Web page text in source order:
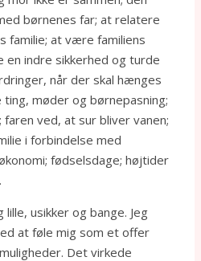
børnenes far; at relatere
familie; at være familiens
en indre sikkerhed og turde
når der skal hænges
møder og børnepasning;
ved, at sur bliver vanen;
i forbindelse med
fødselsdage; højtider
usikker og bange. Jeg
at føle mig som et offer
Det virkede